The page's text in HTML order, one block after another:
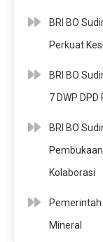
BRI BO
Perkuat
BRI BO
7 DWP
BRI BO
Kolaborasi
Mineral